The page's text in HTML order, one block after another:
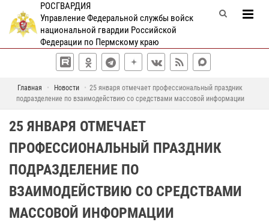
РОСГВАРДИЯ
Управление Федеральной службы войск
национальной гвардии Российской
Федерации по Пермскому краю
Главная Новости
25 января отмечает профессиональный праздник
подразделение по взаимодействию со средствами массовой информации
25 ЯНВАРЯ ОТМЕЧАЕТ
ПРОФЕССИОНАЛЬНЫЙ ПРАЗДНИК
ПОДРАЗДЕЛЕНИЕ ПО
ВЗАИМОДЕЙСТВИЮ СО СРЕДСТВАМИ
МАССОВОЙ ИНФОРМАЦИИ